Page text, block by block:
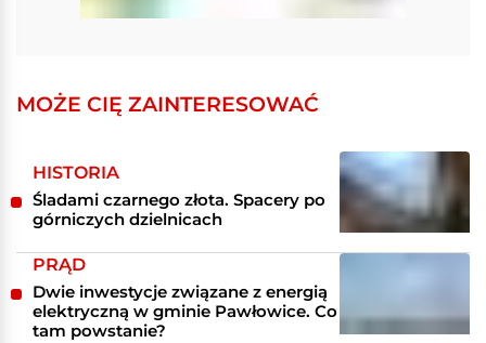
MOŻE CIĘ ZAINTERESOWAĆ
HISTORIA
Śladami czarnego złota. Spacery po
górniczych dzielnicach
PRĄD
Dwie inwestycje związane z energią
elektryczną w gminie Pawłowice. Co
tam powstanie?